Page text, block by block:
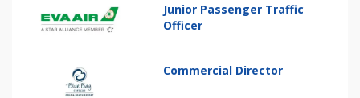
Junior Passenger Traffic
Officer
Commercial Director